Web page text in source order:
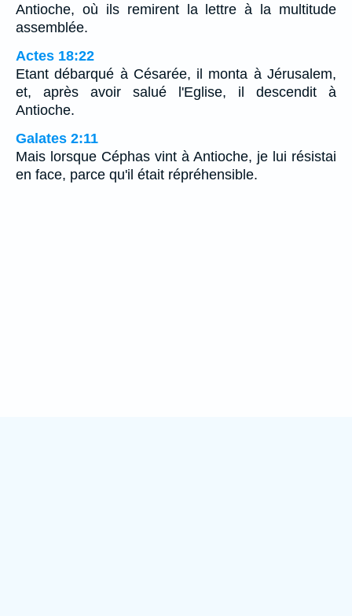
Antioche, où ils remirent la lettre à la multitude
assemblée.
Actes 18:22
Etant débarqué à Césarée, il monta à Jérusalem,
et, après avoir salué l'Eglise, il descendit à
Antioche.
Galates 2:11
Mais lorsque Céphas vint à Antioche, je lui résistai
en face, parce qu'il était répréhensible.